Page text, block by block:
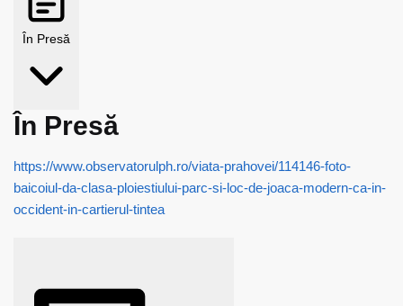
În Presă
În Presă
https://www.observatorulph.ro/viata-prahovei/114146-foto-
baicoiul-da-clasa-ploiestiului-parc-si-loc-de-joaca-modern-ca-in-
occident-in-cartierul-tintea